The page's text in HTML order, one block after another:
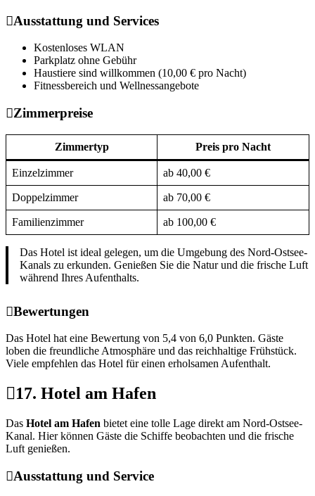
Ausstattung und Services
Kostenloses WLAN
Parkplatz ohne Gebühr
Haustiere sind willkommen (10,00 € pro Nacht)
Fitnessbereich und Wellnessangebote
Zimmerpreise
Zimmertyp Preis pro Nacht
Einzelzimmer ab 40,00 €
Doppelzimmer ab 70,00 €
Familienzimmer ab 100,00 €
Das Hotel ist ideal gelegen, um die Umgebung des Nord-Ostsee-
Kanals zu erkunden. Genießen Sie die Natur und die frische Luft
während Ihres Aufenthalts.
Bewertungen
Das Hotel hat eine Bewertung von 5,4 von 6,0 Punkten. Gäste
loben die freundliche Atmosphäre und das reichhaltige Frühstück.
Viele empfehlen das Hotel für einen erholsamen Aufenthalt.
17. Hotel am Hafen
Das Hotel am Hafen bietet eine tolle Lage direkt am Nord-Ostsee-
Kanal. Hier können Gäste die Schiffe beobachten und die frische
Luft genießen.
Ausstattung und Service